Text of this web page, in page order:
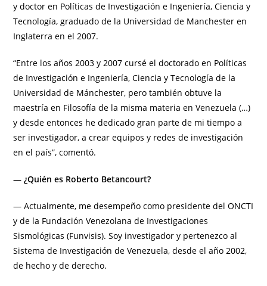
y doctor en Políticas de Investigación e Ingeniería, Ciencia y
Tecnología, graduado de la Universidad de Manchester en
Inglaterra en el 2007.
“Entre los años 2003 y 2007 cursé el doctorado en Políticas
de Investigación e Ingeniería, Ciencia y Tecnología de la
Universidad de Mánchester, pero también obtuve la
maestría en Filosofía de la misma materia en Venezuela (…)
y desde entonces he dedicado gran parte de mi tiempo a
ser investigador, a crear equipos y redes de investigación
en el país”, comentó.
— ¿Quién es Roberto Betancourt?
— Actualmente, me desempeño como presidente del ONCTI
y de la Fundación Venezolana de Investigaciones
Sismológicas (Funvisis). Soy investigador y pertenezco al
Sistema de Investigación de Venezuela, desde el año 2002,
de hecho y de derecho.